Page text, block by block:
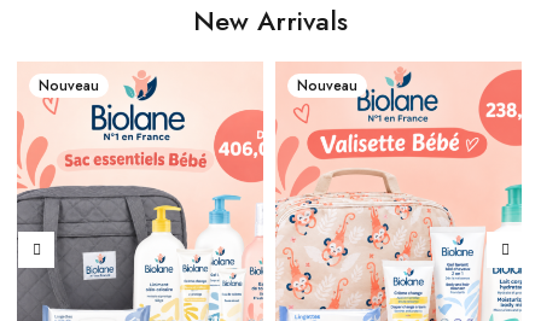
New Arrivals
Nouveau Nouveau